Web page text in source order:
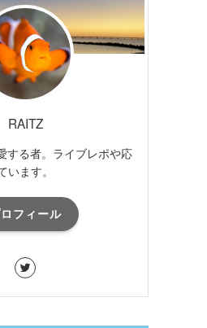
RAITZ
する者。ライブレポや応
ます。
フィール